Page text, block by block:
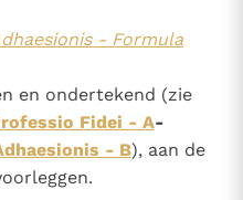
- Formula
en ondertekend (zie
Fidei - A-
- B), aan de